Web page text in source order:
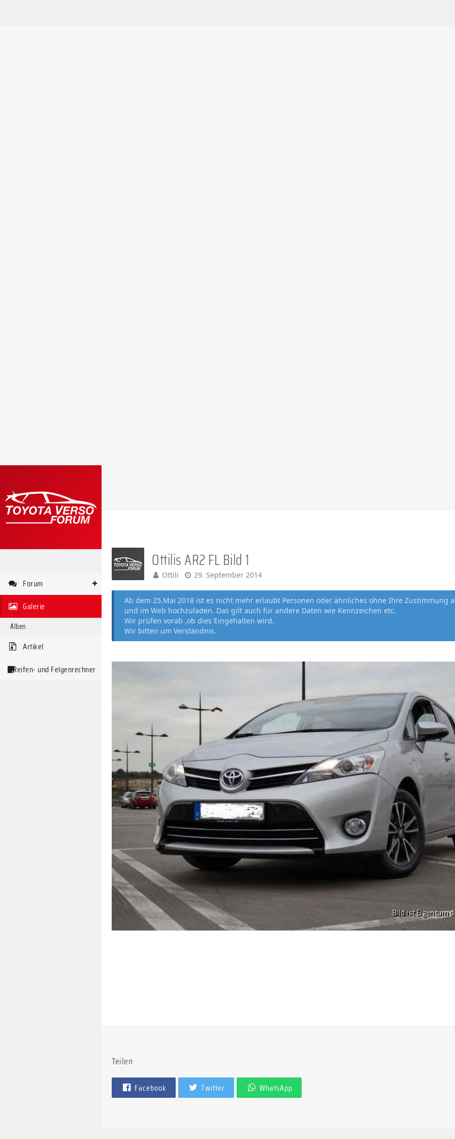
Forum
Galerie
Alben
Artikel
Reifen- und Felgenrechner
Ottilis AR2 FL Bild 1
Ottili 29. September 2014
Ab dem 25.Mai 2018 ist es nicht mehr erlaubt Personen oder ähnliches ohne Ihre Zustimmung
und im Web hochzuladen. Das gilt auch für andere Daten wie Kennzeichen etc.
Wir prüfen vorab ,ob dies Eingehalten wird.
Wir bitten um Verständnis.
Teilen
Facebook Twitter WhatsApp